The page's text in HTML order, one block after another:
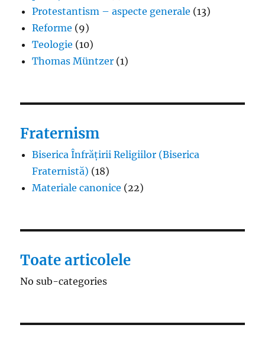
Protestantism – aspecte generale (13)
Reforme (9)
Teologie (10)
Thomas Müntzer (1)
Fraternism
Biserica Înfrățirii Religiilor (Biserica
Fraternistă) (18)
Materiale canonice (22)
Toate articolele
No sub-categories